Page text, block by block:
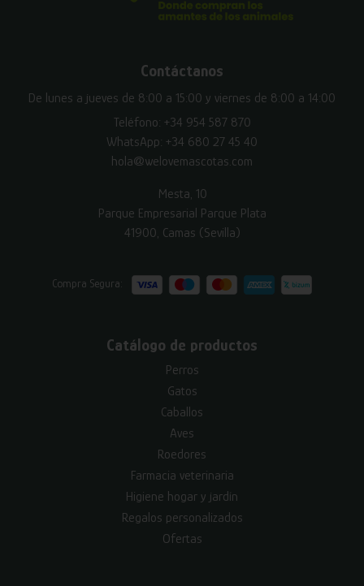
Contáctanos
De lunes a jueves de 8:00 a 15:00 y viernes de 8:00 a 14:00
Teléfono: +34 954 587 870
WhatsApp: +34 680 27 45 40
hola@welovemascotas.com
Mesta, 10
Parque Empresarial Parque Plata
41900, Camas (Sevilla)
Compra Segura:
Catálogo de productos
Perros
Gatos
Caballos
Aves
Roedores
Farmacia veterinaria
Higiene hogar y jardín
Regalos personalizados
Ofertas